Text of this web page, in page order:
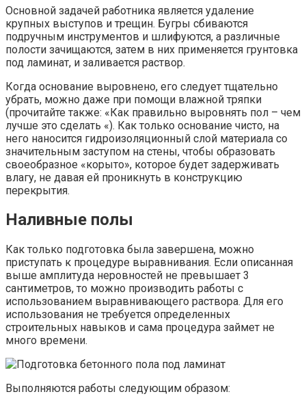
Основной задачей работника является удаление
крупных выступов и трещин. Бугры сбиваются
подручным инструментов и шлифуются, а различные
полости зачищаются, затем в них применяется грунтовка
под ламинат, и заливается раствор.
Когда основание выровнено, его следует тщательно
убрать, можно даже при помощи влажной тряпки
(прочитайте также: «Как правильно выровнять пол – чем
лучше это сделать «). Как только основание чисто, на
него наносится гидроизоляционный слой материала со
значительным заступом на стены, чтобы образовать
своеобразное «корыто», которое будет задерживать
влагу, не давая ей проникнуть в конструкцию
перекрытия.
Наливные полы
Как только подготовка была завершена, можно
приступать к процедуре выравнивания. Если описанная
выше амплитуда неровностей не превышает 3
сантиметров, то можно производить работы с
использованием выравнивающего раствора. Для его
использования не требуется определенных
строительных навыков и сама процедура займет не
много времени.
Выполняются работы следующим образом: